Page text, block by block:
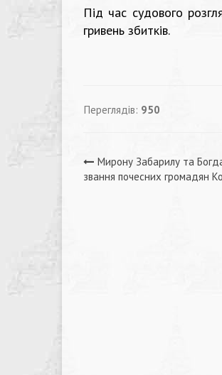
Під час судового
гривень збитків.
Переглядів: 950
Навігація
Мирону Забарилу та
звання почесних громадян